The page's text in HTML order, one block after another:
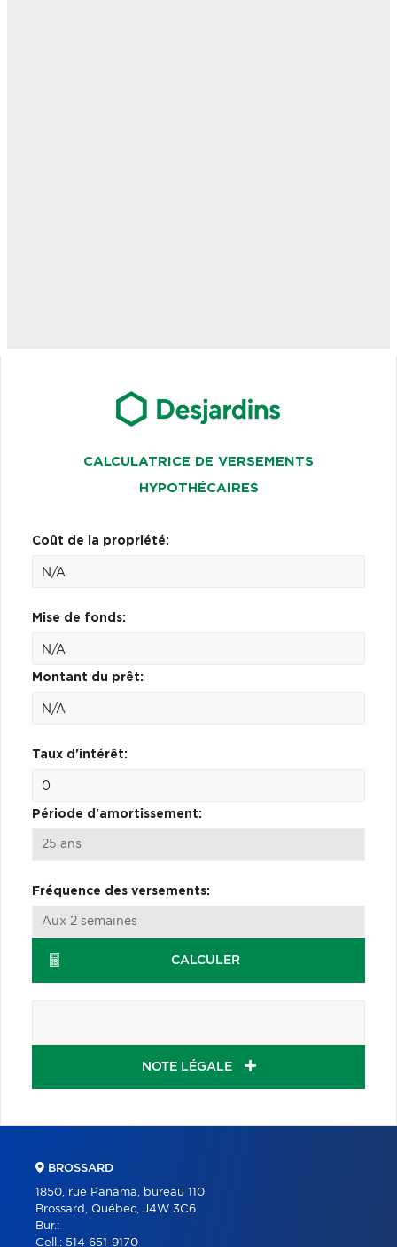
CALCULATRICE DE VERSEMENTS
HYPOTHÉCAIRES
Coût de la propriété:
Mise de fonds:
Montant du prêt:
Taux d'intérêt:
Période d'amortissement:
Fréquence des versements:
CALCULER
NOTE LÉGALE
BROSSARD
1850, rue Panama, bureau 110
Brossard, Québec, J4W 3C6
Bur.:
Cell.: 514 651-9170